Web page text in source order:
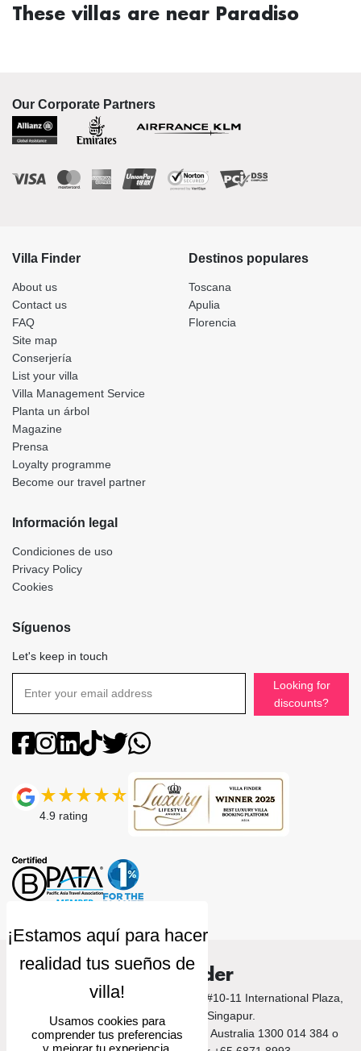
These villas are near Paradiso
Our Corporate Partners
Villa Finder
About us
Contact us
FAQ
Site map
Conserjería
List your villa
Villa Management Service
Planta un árbol
Magazine
Prensa
Loyalty programme
Become our travel partner
Destinos populares
Toscana
Apulia
Florencia
Información legal
Condiciones de uso
Privacy Policy
Cookies
Síguenos
Let's keep in touch
Looking for
discounts?
4.9 rating
Villa Finder
© 2026 Villa Finder. 10 Anson Road, #10-11 International Plaza,
Singapore 079903, Singapur.
Llámanos a Bali +62 212 789 9797 / Australia 1300 014 384 o
Usamos cookies para
comprender tus preferencias
y mejorar tu experiencia.